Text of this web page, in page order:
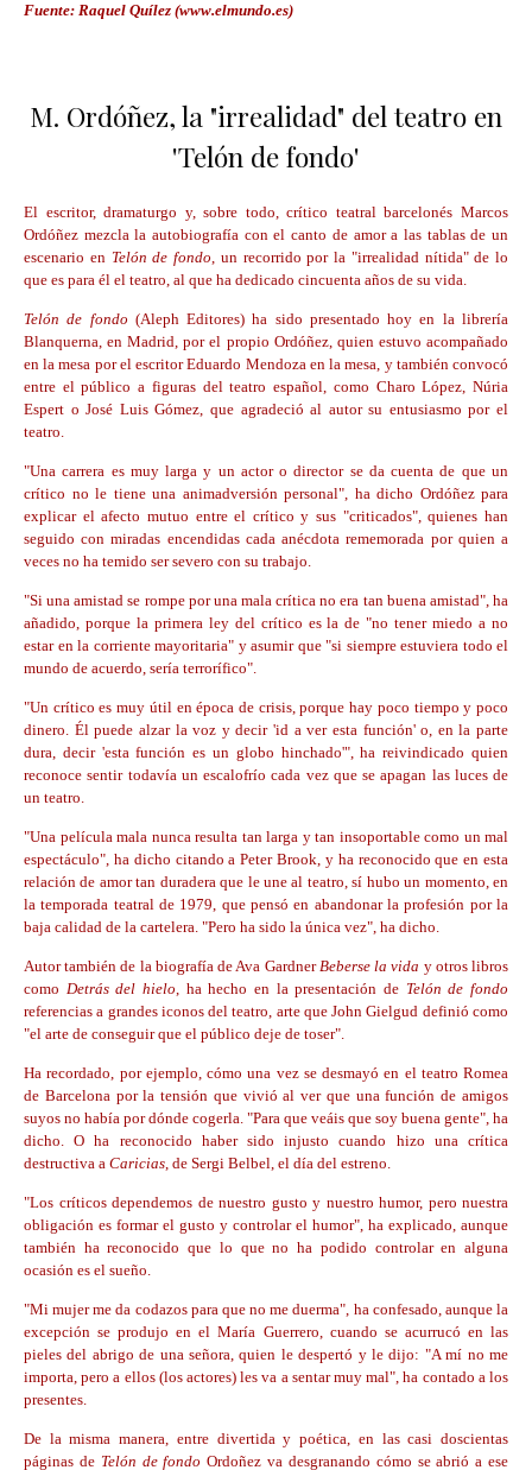
Fuente: Raquel Quílez (www.elmundo.es)
M. Ordóñez, la "irrealidad" del teatro en
'Telón de fondo'
El escritor, dramaturgo y, sobre todo, crítico teatral barcelonés Marcos
Ordóñez mezcla la autobiografía con el canto de amor a las tablas de un
escenario en Telón de fondo, un recorrido por la "irrealidad nítida" de lo
que es para él el teatro, al que ha dedicado cincuenta años de su vida.
Telón de fondo (Aleph Editores) ha sido presentado hoy en la librería
Blanquerna, en Madrid, por el propio Ordóñez, quien estuvo acompañado
en la mesa por el escritor Eduardo Mendoza en la mesa, y también convocó
entre el público a figuras del teatro español, como Charo López, Núria
Espert o José Luis Gómez, que agradeció al autor su entusiasmo por el
teatro.
"Una carrera es muy larga y un actor o director se da cuenta de que un
crítico no le tiene una animadversión personal", ha dicho Ordóñez para
explicar el afecto mutuo entre el crítico y sus "criticados", quienes han
seguido con miradas encendidas cada anécdota rememorada por quien a
veces no ha temido ser severo con su trabajo.
"Si una amistad se rompe por una mala crítica no era tan buena amistad", ha
añadido, porque la primera ley del crítico es la de "no tener miedo a no
estar en la corriente mayoritaria" y asumir que "si siempre estuviera todo el
mundo de acuerdo, sería terrorífico".
"Un crítico es muy útil en época de crisis, porque hay poco tiempo y poco
dinero. Él puede alzar la voz y decir 'id a ver esta función' o, en la parte
dura, decir 'esta función es un globo hinchado'", ha reivindicado quien
reconoce sentir todavía un escalofrío cada vez que se apagan las luces de
un teatro.
"Una película mala nunca resulta tan larga y tan insoportable como un mal
espectáculo", ha dicho citando a Peter Brook, y ha reconocido que en esta
relación de amor tan duradera que le une al teatro, sí hubo un momento, en
la temporada teatral de 1979, que pensó en abandonar la profesión por la
baja calidad de la cartelera. "Pero ha sido la única vez", ha dicho.
Autor también de la biografía de Ava GardnerBeberse la vida y otros libros
como Detrás del hielo, ha hecho en la presentación de Telón de fondo
referencias a grandes iconos del teatro, arte que John Gielgud definió como
"el arte de conseguir que el público deje de toser".
Ha recordado, por ejemplo, cómo una vez se desmayó en el teatro Romea
de Barcelona por la tensión que vivió al ver que una función de amigos
suyos no había por dónde cogerla. "Para que veáis que soy buena gente", ha
dicho. O ha reconocido haber sido injusto cuando hizo una crítica
destructiva a Caricias, de Sergi Belbel, el día del estreno.
"Los críticos dependemos de nuestro gusto y nuestro humor, pero nuestra
obligación es formar el gusto y controlar el humor", ha explicado, aunque
también ha reconocido que lo que no ha podido controlar en alguna
ocasión es el sueño.
"Mi mujer me da codazos para que no me duerma", ha confesado, aunque la
excepción se produjo en el María Guerrero, cuando se acurrucó en las
pieles del abrigo de una señora, quien le despertó y le dijo: "A mí no me
importa, pero a ellos (los actores) les va a sentar muy mal", ha contado a los
presentes.
De la misma manera, entre divertida y poética, en las casi doscientas
páginas de Telón de fondo Ordoñez va desgranando cómo se abrió a ese